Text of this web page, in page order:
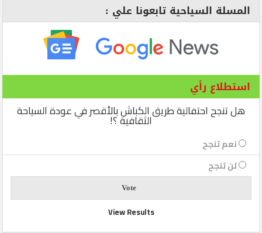
المسلة السياحية تابعونا علي :
استطلاع رأي
هل تنجح احتفالية طريق الكباش بالأقصر في عودة السياحة
الثقافية ؟!
نعم تنجح
لن تنجح
View Results